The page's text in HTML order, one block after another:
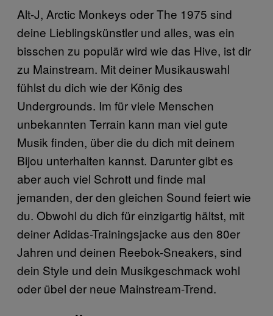
Alt-J, Arctic Monkeys oder The 1975 sind
deine Lieblingskünstler und alles, was ein
bisschen zu populär wird wie das Hive, ist dir
zu Mainstream. Mit deiner Musikauswahl
fühlst du dich wie der König des
Undergrounds. Im für viele Menschen
unbekannten Terrain kann man viel gute
Musik finden, über die du dich mit deinem
Bijou unterhalten kannst. Darunter gibt es
aber auch viel Schrott und finde mal
jemanden, der den gleichen Sound feiert wie
du. Obwohl du dich für einzigartig hältst, mit
deiner Adidas-Trainingsjacke aus den 80er
Jahren und deinen Reebok-Sneakers, sind
dein Style und dein Musikgeschmack wohl
oder übel der neue Mainstream-Trend.